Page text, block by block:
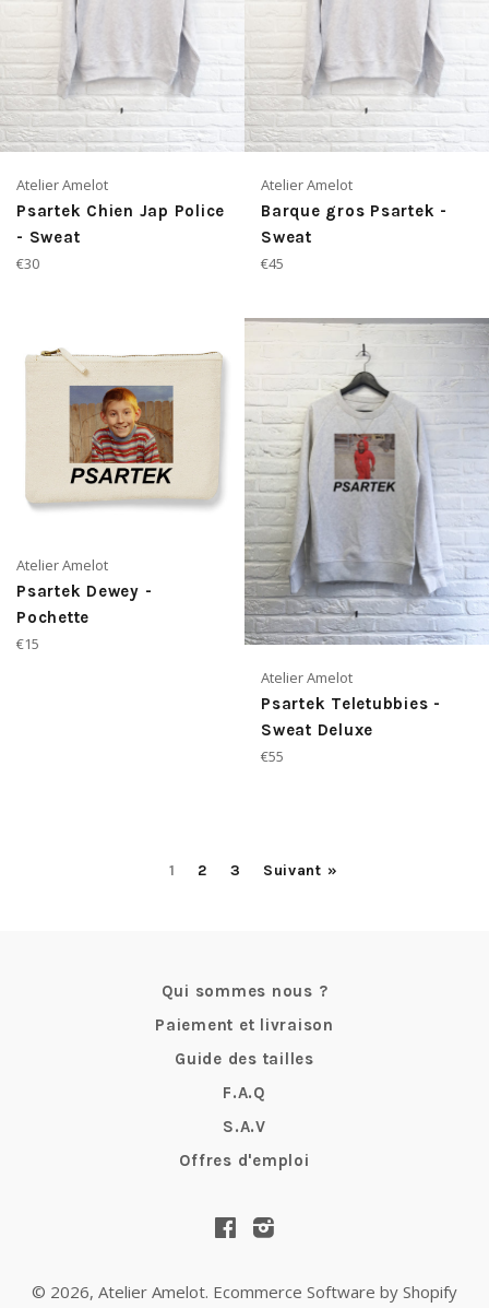
Atelier Amelot
Psartek Chien Jap Police
- Sweat
Prix
€30
Atelier Amelot
Barque gros Psartek -
Sweat
Prix
€45
Atelier Amelot
Psartek Dewey -
Pochette
Prix
€15
Atelier Amelot
Psartek Teletubbies -
Sweat Deluxe
Prix
€55
1 2 3 Suivant »
Qui sommes nous ?
Paiement et livraison
Guide des tailles
F.A.Q
S.A.V
Offres d'emploi
Facebook
© 2026, Atelier Amelot. Ecommerce Software by Shopify